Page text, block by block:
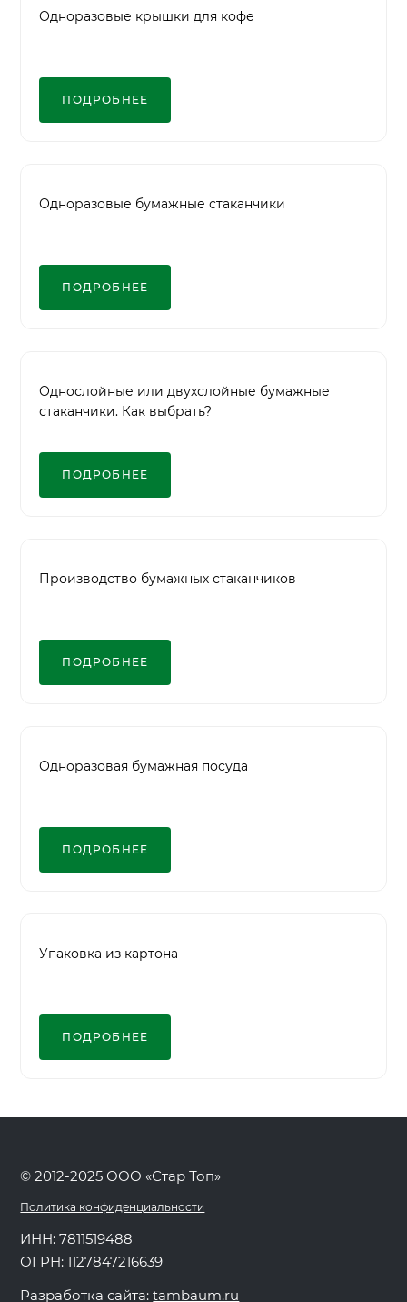
Одноразовые крышки для кофе
ПОДРОБНЕЕ
Одноразовые бумажные стаканчики
ПОДРОБНЕЕ
Однослойные или двухслойные бумажные
стаканчики. Как выбрать?
ПОДРОБНЕЕ
Производство бумажных стаканчиков
ПОДРОБНЕЕ
Одноразовая бумажная посуда
ПОДРОБНЕЕ
Упаковка из картона
ПОДРОБНЕЕ
© 2012-2025 ООО «Стар Топ»
Политика конфиденциальности
ИНН: 7811519488
ОГРН: 1127847216639
Разработка сайта:tambaum.ru